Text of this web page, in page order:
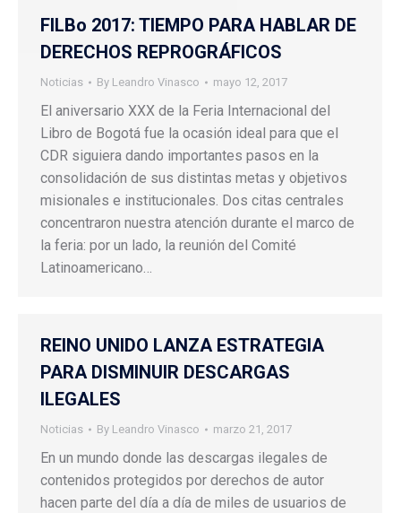
FILBo 2017: TIEMPO PARA HABLAR DE
DERECHOS REPROGRÁFICOS
Noticias By Leandro Vinasco mayo 12, 2017
El aniversario XXX de la Feria Internacional del
Libro de Bogotá fue la ocasión ideal para que el
CDR siguiera dando importantes pasos en la
consolidación de sus distintas metas y objetivos
misionales e institucionales. Dos citas centrales
concentraron nuestra atención durante el marco de
la feria: por un lado, la reunión del Comité
Latinoamericano…
REINO UNIDO LANZA ESTRATEGIA
PARA DISMINUIR DESCARGAS
ILEGALES
Noticias By Leandro Vinasco marzo 21, 2017
En un mundo donde las descargas ilegales de
contenidos protegidos por derechos de autor
hacen parte del día a día de miles de usuarios de